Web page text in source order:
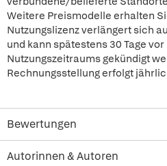
Weitere Preismodelle erhalten
Nutzungslizenz verlängert sich
und kann spätestens 30 Tage
Nutzungszeitraums gekündigt
Rechnungsstellung erfolgt
Bewertungen
Autorinnen & Autoren